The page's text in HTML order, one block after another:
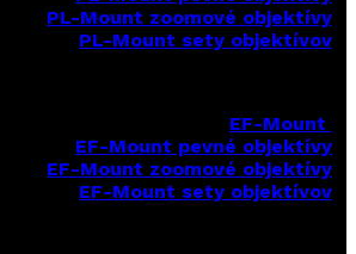
PL-Mount zoomové objektívy
PL-Mount sety objektívov
EF-Mount
EF-Mount pevné objektívy
EF-Mount zoomové objektívy
EF-Mount sety objektívov